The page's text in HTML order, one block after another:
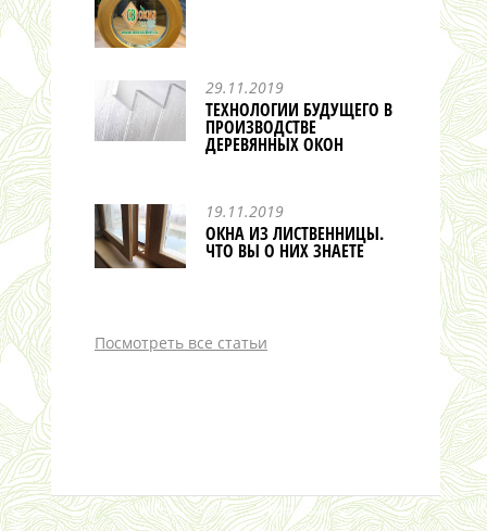
29.11.2019
ТЕХНОЛОГИИ БУДУЩЕГО В
ПРОИЗВОДСТВЕ
ДЕРЕВЯННЫХ ОКОН
19.11.2019
ОКНА ИЗ ЛИСТВЕННИЦЫ.
ЧТО ВЫ О НИХ ЗНАЕТЕ
Посмотреть все статьи